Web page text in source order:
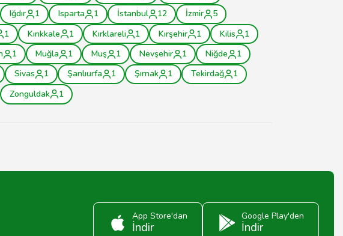
Iğdır 1 Isparta 1 İstanbul 12 İzmir
5
1 Kırıkkale 1 Kırklareli 1 Kırşehir 1 Kilis
1
1 Muğla 1 Muş 1 Nevşehir 1 Niğde
1
Sivas 1 Şanlıurfa 1 Şırnak 1 Tekirdağ
1
Zonguldak 1
App Store'dan
İndir
Google Play'den
İndir